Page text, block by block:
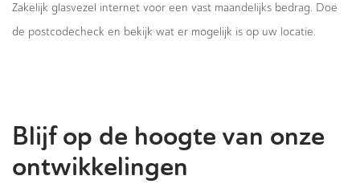
Zakelijk glasvezel internet voor een vast maandelijks bedrag. Doe
de postcodecheck en bekijk wat er mogelijk is op uw locatie.
Blijf op de hoogte van onze
ontwikkelingen